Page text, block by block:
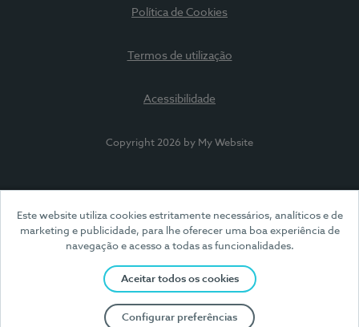
Este website utiliza cookies estritamente necessários, analíticos e de
marketing e publicidade, para lhe oferecer uma boa experiência de
navegação e acesso a todas as funcionalidades.
Aceitar todos os cookies
Configurar preferências
Política de Cookies
Termos de utilização
Acessibilidade
Copyright 2026 by My Website